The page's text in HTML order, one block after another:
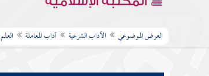
العرض الموضوعي الآداب الشرعية آداب المعاملة العلم